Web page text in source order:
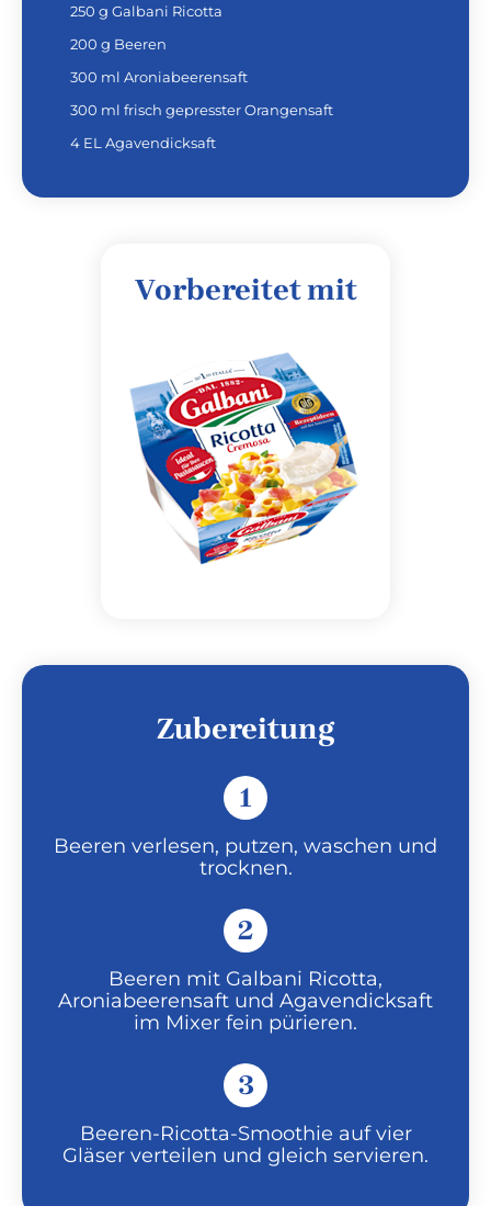
250 g Galbani Ricotta
200 g Beeren
300 ml Aroniabeerensaft
300 ml frisch gepresster Orangensaft
4 EL Agavendicksaft
Vorbereitet mit
Zubereitung
1
Beeren verlesen, putzen, waschen und
trocknen.
2
Beeren mit Galbani Ricotta,
Aroniabeerensaft und Agavendicksaft
im Mixer fein pürieren.
3
Beeren-Ricotta-Smoothie auf vier
Gläser verteilen und gleich servieren.